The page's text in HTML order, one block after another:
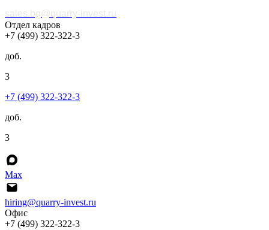
sales.bg@quarry-invest.ru
Отдел кадров
+7 (499) 322-322-3
доб.
3
+7 (499) 322-322-3
доб.
3
Max
hiring@quarry-invest.ru
Офис
+7 (499) 322-322-3